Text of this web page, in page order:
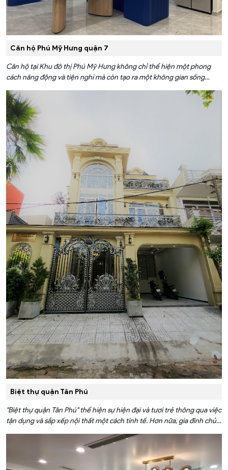
Căn hộ Phú Mỹ Hưng quận 7
Căn hộ tại Khu đô thị Phú Mỹ Hưng không chỉ thể hiện một phong
cách năng động và tiện nghi mà còn tạo ra một không gian sống
minh. Chính vì vậy gia chủ đã chọn sử dụng những giải pháp thông
minh từ FPT Smart Home để kiểm soát hệ thống ánh sáng, rèm cửa
và thậm chí cả thiết bị truyền hình từ xa, từ đó nâng cao chất lượng
cuộc sống cho gia đình.
Biệt thự quận Tân Phú
"Biệt thự quận Tân Phú" thể hiện sự hiện đại và tươi trẻ thông qua việc
tận dụng và sắp xếp nội thất một cách tinh tế. Hơn nữa, gia đình chủ
Smart Home để mang đến trải nghiệm sống thông minh tuyệt vời